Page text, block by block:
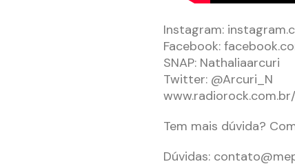
Instagram:
Facebook:
SNAP: Nathaliaarcuri
Twitter: @Arcuri_N
Tem mais dúvida?
Dúvidas: